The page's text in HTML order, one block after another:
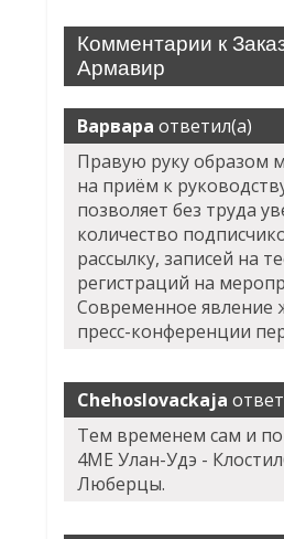
Комментарии к
Армавир
Варвара ответил(а)
Правую руку образом
на приём к
позволяет без труда
количество
рассылку, записей на
регистраций на
Современное явление
пресс-конференции
Chehoslovackaja
Тем временем сам и по
4ME Улан-Удэ -
Люберцы.